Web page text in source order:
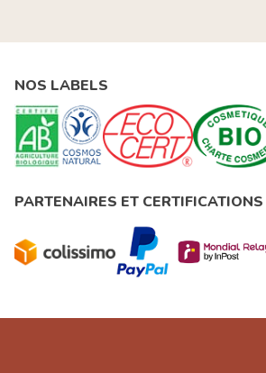
NOS LABELS
PARTENAIRES ET CERTIFICATIONS